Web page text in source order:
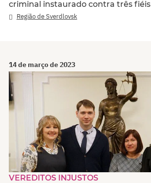
criminal instaurado contra três fiéis
Região de Sverdlovsk
14 de março de 2023
VEREDITOS INJUSTOS